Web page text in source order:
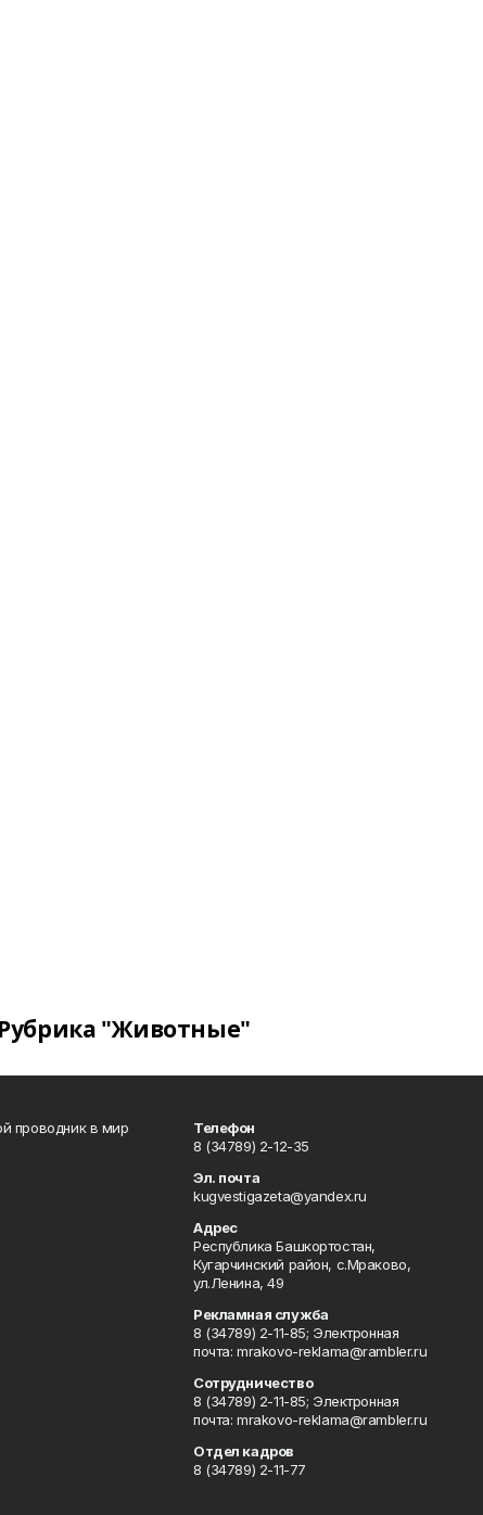
Рубрика "Животные"
проводник в мир
Телефон
8 (34789) 2-12-35
Эл. почта
kugvestigazeta@yandex.ru
Адрес
Республика Башкортостан,
Кугарчинский район, с.Мраково,
ул.Ленина, 49
Рекламная служба
8 (34789) 2-11-85; Электронная
почта: mrakovo-reklama@rambler.ru
Сотрудничество
8 (34789) 2-11-85; Электронная
почта: mrakovo-reklama@rambler.ru
Отдел кадров
8 (34789) 2-11-77